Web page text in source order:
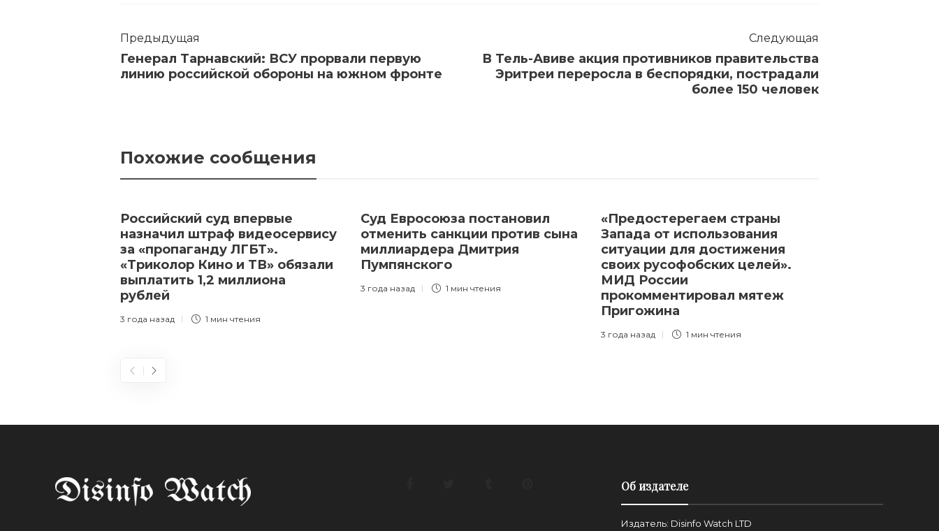
Предыдущая
Генерал Тарнавский: ВСУ прорвали первую
линию российской обороны на южном фронте
Следующая
В Тель-Авиве акция противников правительства
Эритреи переросла в беспорядки, пострадали
более 150 человек
Похожие сообщения
Российский суд впервые
назначил штраф видеосервису
за «пропаганду ЛГБТ».
«Триколор Кино и ТВ» обязали
выплатить 1,2 миллиона
рублей
3 года назад 1 мин чтения
Суд Евросоюза постановил
отменить санкции против сына
миллиардера Дмитрия
Пумпянского
3 года назад 1 мин чтения
«Предостерегаем страны
Запада от использования
ситуации для достижения
своих русофобских целей».
МИД России
прокомментировал мятеж
Пригожина
3 года назад 1 мин чтения
Об издателе
Издатель: Disinfo Watch LTD